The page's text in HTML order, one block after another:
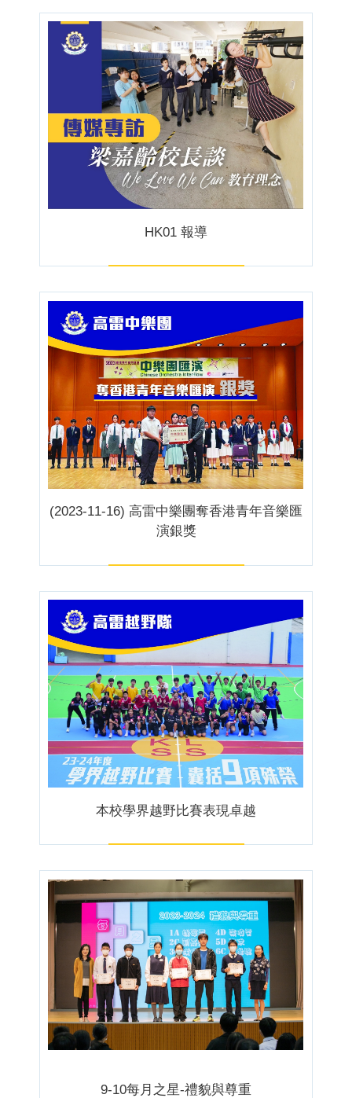
HK01 報導
(2023-11-16) 高雷中樂團奪香港青年音樂匯
演銀獎
本校學界越野比賽表現卓越
9-10每月之星-禮貌與尊重